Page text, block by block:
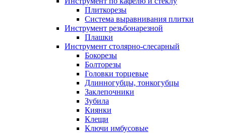
Плиткорезы
Система выравнивания плитки
Инструмент резьбонарезной
Плашки
Инструмент столярно-слесарный
Бокорезы
Болторезы
Головки торцевые
Длинногубцы, тонкогубцы
Заклепочники
Зубила
Киянки
Клещи
Ключи имбусовые